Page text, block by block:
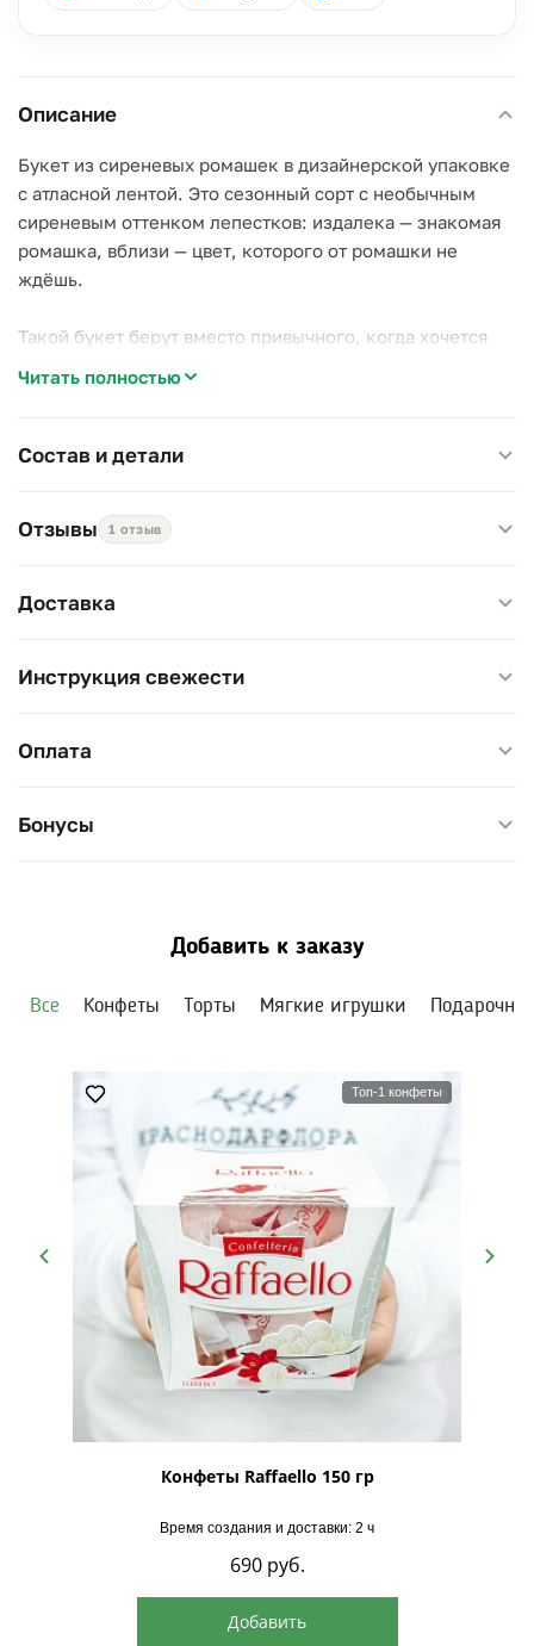
Описание
Букет из сиреневых ромашек в дизайнерской упаковке
с атласной лентой. Это сезонный сорт с необычным
сиреневым оттенком лепестков: издалека — знакомая
ромашка, вблизи — цвет, которого от ромашки не
ждёшь.
Такой букет берут вместо привычного, когда хочется
Читать полностью
Состав и детали
Отзывы 1 отзыв
Доставка
Инструкция свежести
Оплата
Бонусы
Добавить к заказу
Все Конфеты Торты Мягкие игрушки
Топ-1 конфеты
Конфеты Raffaello 150 гр
Время создания и доставки: 2 ч
690 руб.
Добавить